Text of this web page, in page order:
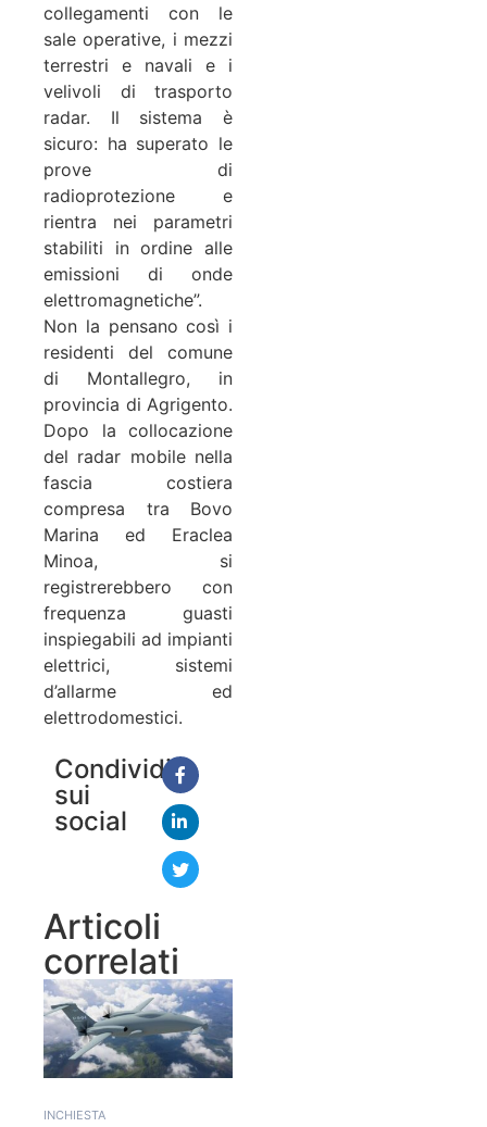
collegamenti con le
sale operative, i mezzi
terrestri e navali e i
velivoli di trasporto
radar. Il sistema è
sicuro: ha superato le
prove di
radioprotezione e
rientra nei parametri
stabiliti in ordine alle
emissioni di onde
elettromagnetiche”.
Non la pensano così i
residenti del comune
di Montallegro, in
provincia di Agrigento.
Dopo la collocazione
del radar mobile nella
fascia costiera
compresa tra Bovo
Marina ed Eraclea
Minoa, si
registrerebbero con
frequenza guasti
inspiegabili ad impianti
elettrici, sistemi
d’allarme ed
elettrodomestici.
Condividi
sui
social
Articoli
correlati
INCHIESTA